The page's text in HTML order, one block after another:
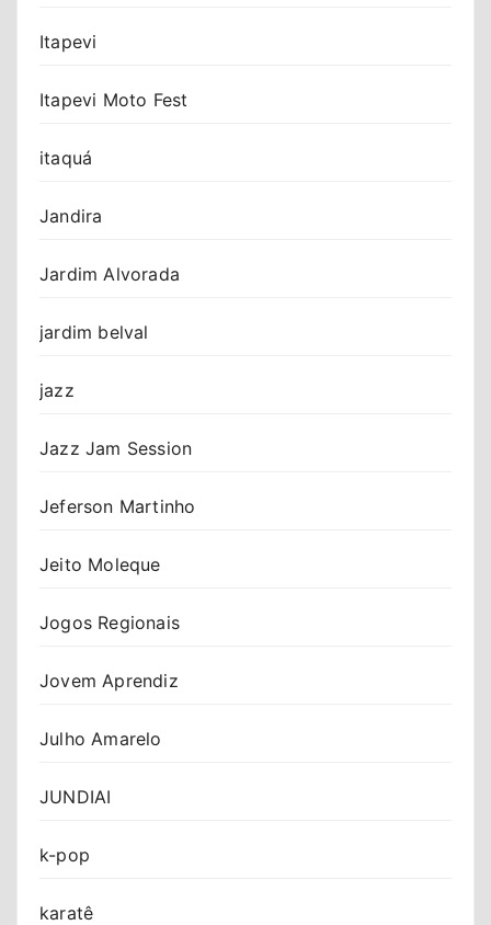
Itapevi
Itapevi Moto Fest
itaquá
Jandira
Jardim Alvorada
jardim belval
jazz
Jazz Jam Session
Jeferson Martinho
Jeito Moleque
Jogos Regionais
Jovem Aprendiz
Julho Amarelo
JUNDIAI
k-pop
karatê